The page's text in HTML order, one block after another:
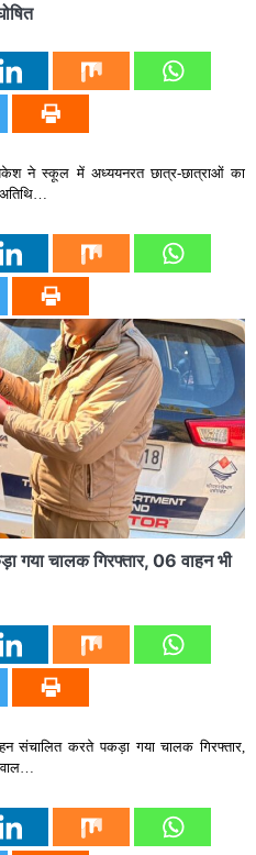
ने स्कूल में अध्ययनरत छात्र-छात्राओं का
अतिथि…
गया चालक गिरफ्तार, 06 वाहन भी
संचालित करते पकड़ा गया चालक गिरफ्तार,